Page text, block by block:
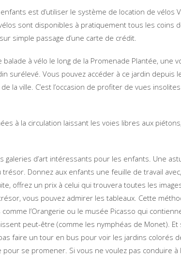
est d’utiliser le système de location de vélos
sont disponibles à pratiquement tous les coins
simple passage d’une carte de crédit.
à vélo le long de la Promenade Plantée, une
surélevé. Vous pouvez accéder à ce jardin depuis
la ville. C’est l’occasion de profiter de vues
à la circulation laissant les voies libres aux
d’art intéressants pour les enfants. Une
Donnez aux enfants une feuille de travail
offrez un prix à celui qui trouvera toutes les
vous pouvez admirer les tableaux. Cette
l’Orangerie ou le musée Picasso qui
peut-être (comme les nymphéas de Monet). Et
faire un tour en bus pour voir les jardins colorés
se promener. Si vous ne voulez pas conduire à